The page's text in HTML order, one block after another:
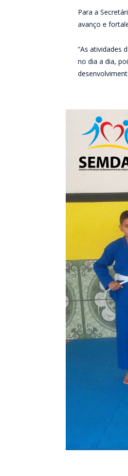
Para a
avanço e
“As atividades
no dia a dia,